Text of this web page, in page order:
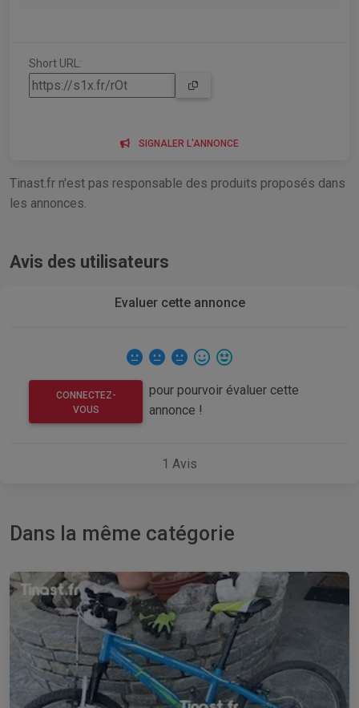
Short URL:
SIGNALER L'ANNONCE
Tinast.fr n'est pas responsable des produits proposés dans
les annonces.
Avis des utilisateurs
Evaluer cette annonce
CONNECTEZ-
VOUS
pour pourvoir évaluer cette
annonce !
1 Avis
Dans la même catégorie